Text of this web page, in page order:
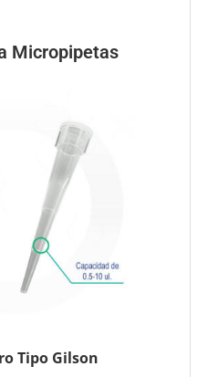
Micropipetas
Tipo Gilson